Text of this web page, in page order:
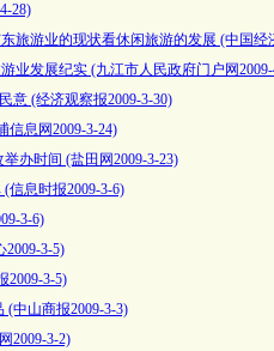
28)
游业的现状看休闲旅游的发展 (中国经
业发展纪实 (九江市人民政府门户网
意 (经济观察报2009-3-30)
信息网2009-3-24)
办时间 (盐田网2009-3-23)
信息时报2009-3-6)
3-6)
2009-3-5)
2009-3-5)
(中山商报2009-3-3)
2009-3-2)